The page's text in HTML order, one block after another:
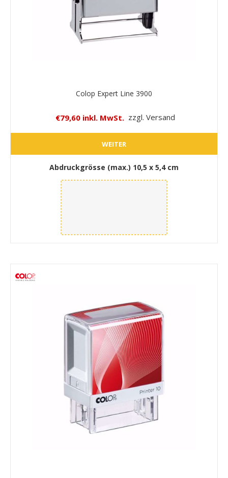
Colop Expert Line 3900
€79,60 inkl. MwSt. zzgl. Versand
WEITER
Abdruckgrösse (max.) 10,5 x 5,4 cm